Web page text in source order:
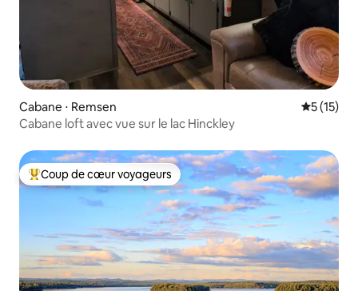
Cabane ⋅ Remsen
5 (15)
Cabane loft avec vue sur le lac Hinckley
Coups de cœur voyageurs les plus appréciés
Coup de cœur voyageurs